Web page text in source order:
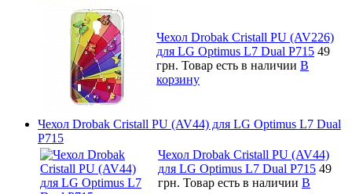
Чехол Drobak Cristall PU (AV226)
для LG Optimus L7 Dual P715 49
грн. Товар есть в наличии В
корзину
Чехол Drobak Cristall PU (AV44) для LG Optimus L7 Dual
P715
Чехол Drobak Cristall PU (AV44)
для LG Optimus L7 Dual P715 49
грн. Товар есть в наличии В